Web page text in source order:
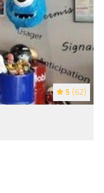
5 (62)